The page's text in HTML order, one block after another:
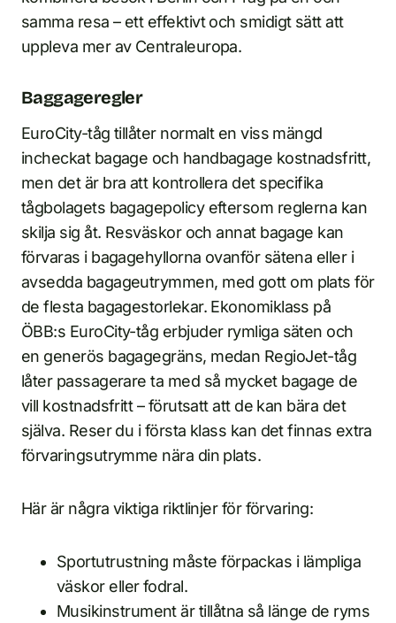
samma resa – ett effektivt och smidigt sätt att
uppleva mer av Centraleuropa.
Baggageregler
EuroCity-tåg tillåter normalt en viss mängd
incheckat bagage och handbagage kostnadsfritt,
men det är bra att kontrollera det specifika
tågbolagets bagagepolicy eftersom reglerna kan
skilja sig åt. Resväskor och annat bagage kan
förvaras i bagagehyllorna ovanför sätena eller i
avsedda bagageutrymmen, med gott om plats för
de flesta bagagestorlekar. Ekonomiklass på
ÖBB:s EuroCity-tåg erbjuder rymliga säten och
en generös bagagegräns, medan RegioJet-tåg
låter passagerare ta med så mycket bagage de
vill kostnadsfritt – förutsatt att de kan bära det
själva. Reser du i första klass kan det finnas extra
förvaringsutrymme nära din plats.
Här är några viktiga riktlinjer för förvaring:
Sportutrustning måste förpackas i lämpliga
väskor eller fodral.
Musikinstrument är tillåtna så länge de ryms